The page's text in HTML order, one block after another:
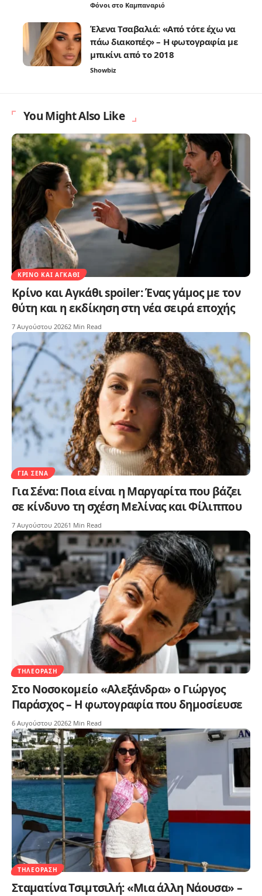
Φόνοι στο Καμπαναριό
Έλενα Τσαβαλιά: «Από τότε έχω να
πάω διακοπές» – Η φωτογραφία με
μπικίνι από το 2018
Showbiz
You Might Also Like
ΚΡΊΝΟ ΚΑΙ ΑΓΚΆΘΙ
Κρίνο και Αγκάθι spoiler: Ένας γάμος με τον
θύτη και η εκδίκηση στη νέα σειρά εποχής
7 Αυγούστου 20262 Min Read
ΓΙΑ ΣΈΝΑ
Για Σένα: Ποια είναι η Μαργαρίτα που βάζει
σε κίνδυνο τη σχέση Μελίνας και Φίλιππου
7 Αυγούστου 20261 Min Read
ΤΗΛΕΌΡΑΣΗ
Στο Νοσοκομείο «Αλεξάνδρα» ο Γιώργος
Παράσχος – Η φωτογραφία που δημοσίευσε
6 Αυγούστου 20262 Min Read
ΤΗΛΕΌΡΑΣΗ
Σταματίνα Τσιμτσιλή: «Μια άλλη Νάουσα» –